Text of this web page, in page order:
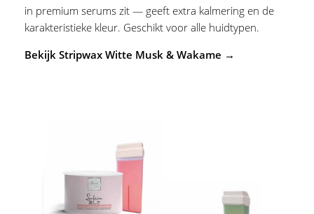
in premium serums zit — geeft extra kalmering en de
karakteristieke kleur. Geschikt voor alle huidtypen.
Bekijk Stripwax Witte Musk & Wakame →